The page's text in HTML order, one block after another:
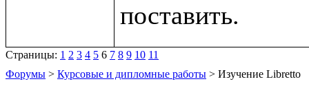
Страницы: 1 2 3 4 5 6 7 8 9 10 11
Форумы > Курсовые и дипломные работы > Изучение Libretto